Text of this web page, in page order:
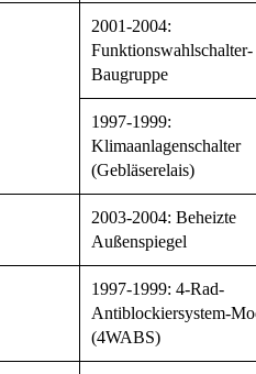
2001-2004:
Funktionswahlschalter-
Baugruppe
1997-1999:
Klimaanlagenschalter
(Gebläserelais)
2003-2004: Beheizte
Außenspiegel
1997-1999: 4-Rad-
Antiblockiersystem-
(4WABS)